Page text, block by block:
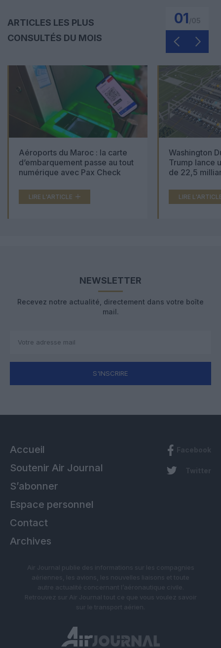
ARTICLES LES PLUS
CONSULTÉS DU MOIS
01
Aéroports du Maroc : la carte
d’embarquement passe au tout
numérique avec Pax Check
LIRE L'ARTICLE
Washington
Trump lance
de 22,5
LIRE
NEWSLETTER
Recevez notre actualité, directement dans votre boîte
mail.
S'INSCRIRE
Accueil
Soutenir Air Journal
S’abonner
Espace personnel
Contact
Archives